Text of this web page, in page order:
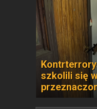
szkolili się